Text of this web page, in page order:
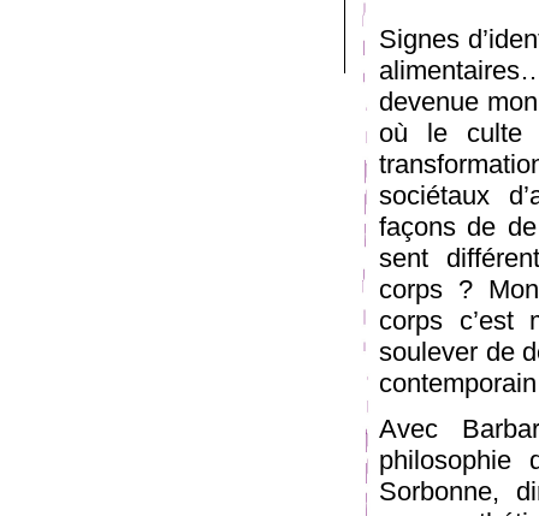
Signes
devenue
où le culte
sociétaux
façons de
sent
corps ?
corps c’est
soulever de
Avec
philosophie
Sorbonne,